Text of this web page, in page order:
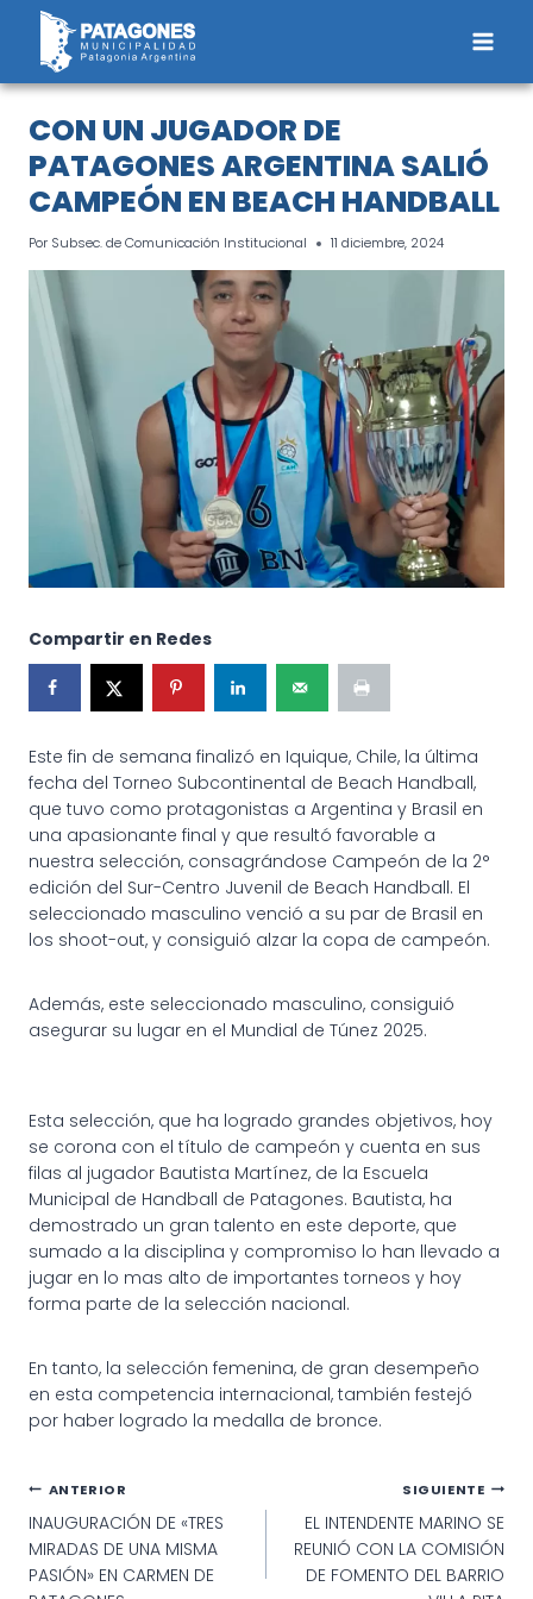
Saltar
contenido
CON UN JUGADOR DE
PATAGONES ARGENTINA SALIÓ
CAMPEÓN EN BEACH HANDBALL
Por Subsec. de Comunicación Institucional 11 diciembre, 2024
Compartir en Redes
Este fin de semana finalizó en Iquique, Chile, la última
fecha del Torneo Subcontinental de Beach Handball,
que tuvo como protagonistas a Argentina y Brasil en
una apasionante final y que resultó favorable a
nuestra selección, consagrándose Campeón de la 2°
edición del Sur-Centro Juvenil de Beach Handball. El
seleccionado masculino venció a su par de Brasil en
los shoot-out, y consiguió alzar la copa de campeón.
Además, este seleccionado masculino, consiguió
asegurar su lugar en el Mundial de Túnez 2025.
Esta selección, que ha logrado grandes objetivos, hoy
se corona con el título de campeón y cuenta en sus
filas al jugador Bautista Martínez, de la Escuela
Municipal de Handball de Patagones. Bautista, ha
demostrado un gran talento en este deporte, que
sumado a la disciplina y compromiso lo han llevado a
jugar en lo mas alto de importantes torneos y hoy
forma parte de la selección nacional.
En tanto, la selección femenina, de gran desempeño
en esta competencia internacional, también festejó
por haber logrado la medalla de bronce.
Navegación
de
entradas
ANTERIOR
INAUGURACIÓN DE «TRES
MIRADAS DE UNA MISMA
PASIÓN» EN CARMEN DE
SIGUIENTE
EL INTENDENTE MARINO SE
REUNIÓ CON LA COMISIÓN
DE FOMENTO DEL BARRIO